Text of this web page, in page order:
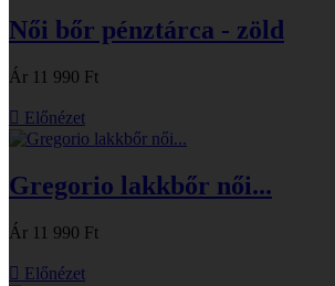
Női bőr pénztárca - zöld
Ár 11 990 Ft
 Előnézet
Gregorio lakkbőr női...
Ár 11 990 Ft
 Előnézet